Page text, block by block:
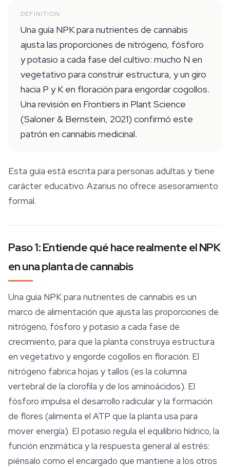
DEFINITION
Una guía NPK para nutrientes de cannabis
ajusta las proporciones de nitrógeno, fósforo
y potasio a cada fase del cultivo: mucho N en
vegetativo para construir estructura, y un giro
hacia P y K en floración para engordar cogollos.
Una revisión en Frontiers in Plant Science
(Saloner & Bernstein, 2021) confirmó este
patrón en cannabis medicinal.
Esta guía está escrita para personas adultas y tiene
carácter educativo. Azarius no ofrece asesoramiento
formal.
Paso 1: Entiende qué hace realmente el NPK
en una planta de cannabis
Una guía NPK para nutrientes de cannabis es un
marco de alimentación que ajusta las proporciones de
nitrógeno, fósforo y potasio a cada fase de
crecimiento, para que la planta construya estructura
en vegetativo y engorde cogollos en floración. El
nitrógeno fabrica hojas y tallos (es la columna
vertebral de la clorofila y de los aminoácidos). El
fósforo impulsa el desarrollo radicular y la formación
de flores (alimenta el ATP que la planta usa para
mover energía). El potasio regula el equilibrio hídrico, la
función enzimática y la respuesta general al estrés:
piénsalo como el encargado que mantiene a los otros